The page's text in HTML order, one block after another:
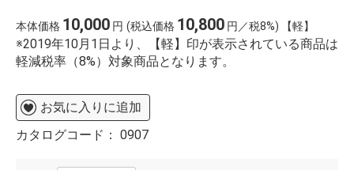
本体価格 10,000 円 (税込価格 10,800 円／税8%) 【軽】
※2019年10月1日より、【軽】印が表示されている商品は
軽減税率（8%）対象商品となります。
お気に入りに追加
カタログコード： 0907